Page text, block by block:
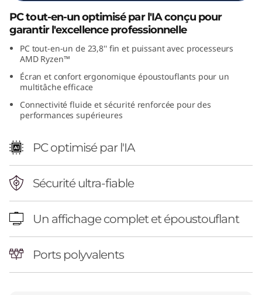
6
D
2
4
PC tout-en-un optimisé par l'IA conçu pour
garantir l'excellence professionnelle
PC tout-en-un de 23,8'' fin et puissant avec processeurs
AMD Ryzen™
Écran et confort ergonomique époustouflants pour un
multitâche efficace
Connectivité fluide et sécurité renforcée pour des
performances supérieures
PC optimisé par l'IA
Sécurité ultra-fiable
Un affichage complet et époustouflant
Ports polyvalents